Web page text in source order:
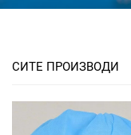
СИТЕ ПРОИЗВОДИ